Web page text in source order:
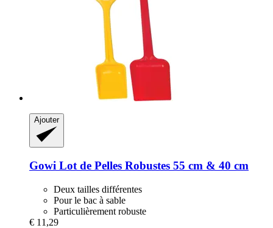
Ajouter
Gowi Lot de Pelles Robustes 55 cm & 40 cm
Deux tailles différentes
Pour le bac à sable
Particulièrement robuste
€ 11,29